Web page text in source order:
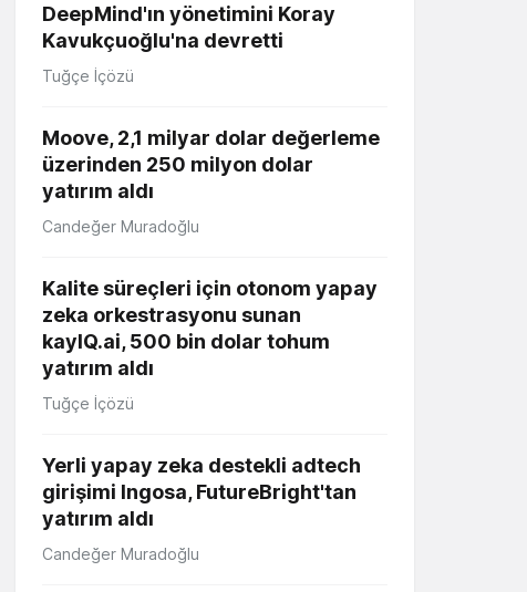
DeepMind'ın yönetimini Koray
Kavukçuoğlu'na devretti
Tuğçe İçözü
Moove, 2,1 milyar dolar değerleme
üzerinden 250 milyon dolar
yatırım aldı
Candeğer Muradoğlu
Kalite süreçleri için otonom yapay
zeka orkestrasyonu sunan
kayIQ.ai, 500 bin dolar tohum
yatırım aldı
Tuğçe İçözü
Yerli yapay zeka destekli adtech
girişimi Ingosa, FutureBright'tan
yatırım aldı
Candeğer Muradoğlu